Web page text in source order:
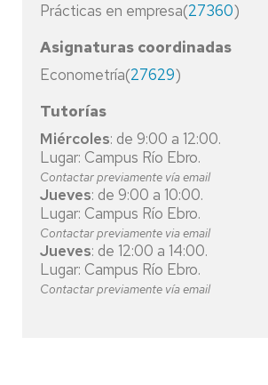
Prácticas en empresa(27360)
Asignaturas coordinadas
Econometría(27629)
Tutorías
Miércoles: de 9:00 a 12:00.
Lugar: Campus Río Ebro.
Contactar previamente vía email
Jueves: de 9:00 a 10:00.
Lugar: Campus Río Ebro.
Contactar previamente via email
Jueves: de 12:00 a 14:00.
Lugar: Campus Río Ebro.
Contactar previamente vía email